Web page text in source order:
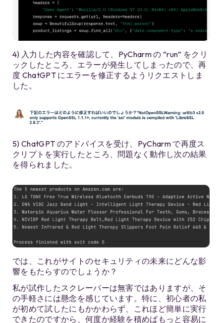
4) 入力した内容を確認して、PyCharm の ”run” をクリ
ックしたところ、エラーが発生してしまったので、再
度 ChatGPT にエラーを修正するようリクエストしま
した。
5) ChatGPT のアドバイスを受け、PyCharm で再度ス
クリプトを実行したところ、問題なく動作し次の結果
を得られました。
では、これがサイトのセキュリティの未来にどんな影
響をもたらすのでしょうか？
私が試作したスクレーパーは無害ではありますが、そ
の手軽さには懸念を感じています。特に、初心者の私
が初めて試したにもかかわらず、これほど簡単に実行
できたのですから、何度か経験を積めばもっと容易に